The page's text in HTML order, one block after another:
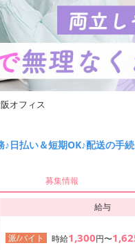
オフィス
日払い＆短期OK♪配送の手
募集情報
給与
派/バイト 時給1,300円〜